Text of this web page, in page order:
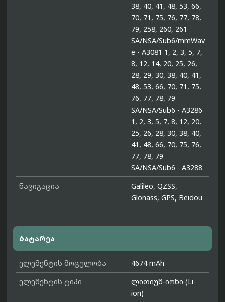
38, 40, 41, 48, 53, 66,
70, 71, 75, 76, 77, 78,
79, 258, 260, 261
SA/NSA/Sub6/mmWav
e - A3081 1, 2, 3, 5, 7,
8, 12, 14, 20, 25, 26,
28, 29, 30, 38, 40, 41,
48, 53, 66, 70, 71, 75,
76, 77, 78, 79
SA/NSA/Sub6 - A3286
1, 2, 3, 5, 7, 8, 12, 20,
25, 26, 28, 30, 38, 40,
41, 48, 66, 70, 75, 76,
77, 78, 79
SA/NSA/Sub6 - A3288
ნავიგაცია
Galileo, QZSS,
Glonass, GPS, Beidou
ბატარეა
ელემენტის მოცულობა
4674 mAh
ელემენტის ტიპი
ლითიუმ-იონი (Li-
ion)